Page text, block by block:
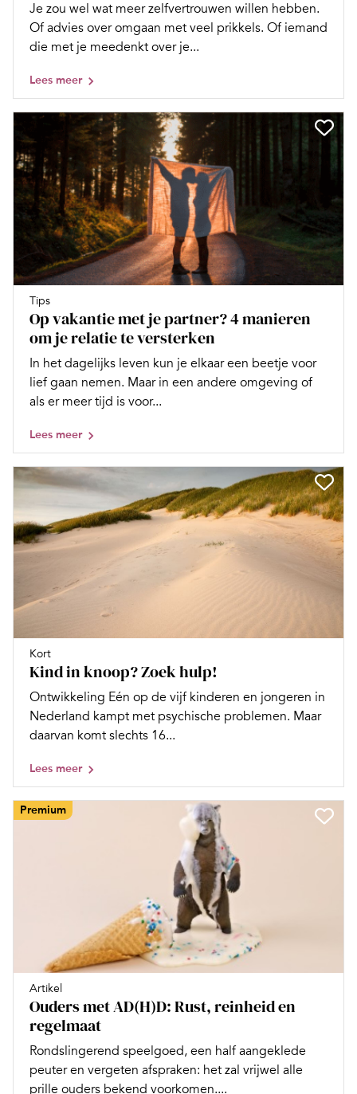
Je zou wel wat meer zelfvertrouwen willen hebben.
Of advies over omgaan met veel prikkels. Of iemand
die met je meedenkt over je...
Lees meer
Tips
Op vakantie met je partner? 4 manieren
om je relatie te versterken
In het dagelijks leven kun je elkaar een beetje voor
lief gaan nemen. Maar in een andere omgeving of
als er meer tijd is voor...
Lees meer
Kort
Kind in knoop? Zoek hulp!
Ontwikkeling Eén op de vijf kinderen en jongeren in
Nederland kampt met psychische problemen. Maar
daarvan komt slechts 16...
Lees meer
Premium
Artikel
Ouders met AD(H)D: Rust, reinheid en
regelmaat
Rondslingerend speelgoed, een half aangeklede
peuter en vergeten afspraken: het zal vrijwel alle
prille ouders bekend voorkomen....